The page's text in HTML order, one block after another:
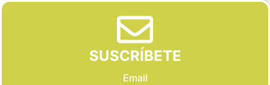
SUSCRÍBETE
Email